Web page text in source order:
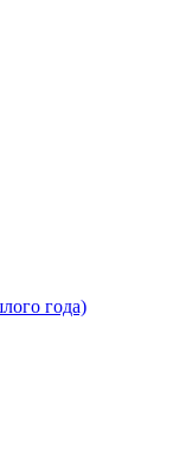
года)